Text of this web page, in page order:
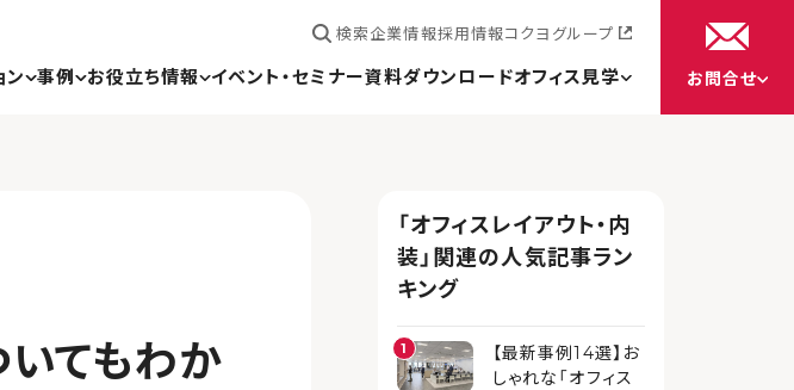
ン 事例 お役立ち情報 イベント・セミナー資料ダウンロードオフィス見学
検索企業情報採用情報コクヨグループ
お問合せ
てもわか
「オフィスレイアウト・内
装」関連の人気記事ラン
キング
【最新事例14選】お
しゃれな「オフィス